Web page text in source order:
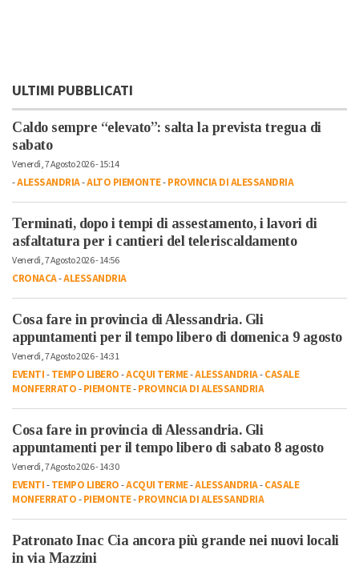
ULTIMI PUBBLICATI
Caldo sempre “elevato”: salta la prevista tregua di
sabato
Venerdì, 7 Agosto 2026 - 15:14
-ALESSANDRIA-ALTO PIEMONTE-PROVINCIA DI ALESSANDRIA
Terminati, dopo i tempi di assestamento, i lavori di
asfaltatura per i cantieri del teleriscaldamento
Venerdì, 7 Agosto 2026 - 14:56
CRONACA-ALESSANDRIA
Cosa fare in provincia di Alessandria. Gli
appuntamenti per il tempo libero di domenica 9 agosto
Venerdì, 7 Agosto 2026 - 14:31
EVENTI-TEMPO LIBERO-ACQUI TERME-ALESSANDRIA-CASALE
MONFERRATO-PIEMONTE-PROVINCIA DI ALESSANDRIA
Cosa fare in provincia di Alessandria. Gli
appuntamenti per il tempo libero di sabato 8 agosto
Venerdì, 7 Agosto 2026 - 14:30
EVENTI-TEMPO LIBERO-ACQUI TERME-ALESSANDRIA-CASALE
MONFERRATO-PIEMONTE-PROVINCIA DI ALESSANDRIA
Patronato Inac Cia ancora più grande nei nuovi locali
in via Mazzini